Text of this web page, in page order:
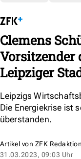
Clemens
Vorsitzender
Leipziger
Leipzigs
Die Energiekrise ist
überstanden.
Artikel von ZFK Redaktion
31.03.2023, 09:03 Uhr